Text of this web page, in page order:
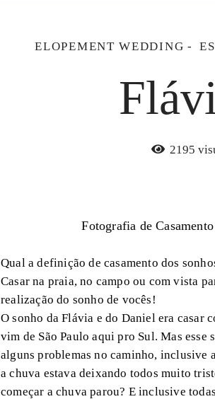
ELOPEMENT WEDDING
2195
Fotografia de
Qual a definição de casamento dos
Casar na praia, no campo ou com vista
realização do sonho de vocês!
O sonho da Flávia e do Daniel era casar
vim de São Paulo aqui pro Sul. Mas esse
alguns problemas no caminho, inclusive
a chuva estava deixando todos muito
começar a chuva parou? E inclusive